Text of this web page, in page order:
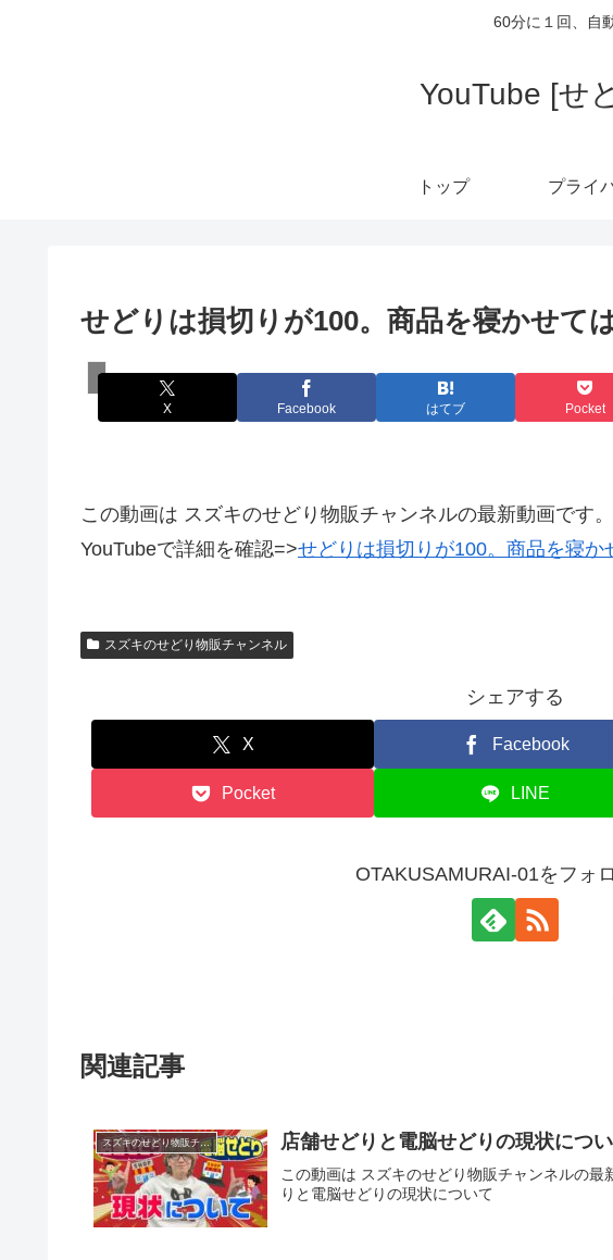
60分に１回、自
YouTube [せ
トップ プライ
せどりは損切りが100。商品を寝かせて
スズキのせどり物販チャンネル
X Facebook はてブ Pocket
この動画は スズキのせどり物販チャンネルの最新動画です。
YouTubeで詳細を確認=>せどりは損切りが100。商品を寝か
スズキのせどり物販チャンネル
シェアする
X Facebook
Pocket LINE
OTAKUSAMURAI-01をフォ
関連記事
スズキのせどり物販チャンネル 店舗せどりと電脳せどりの現状につ
この動画は スズキのせどり物販チャンネルの
りと電脳せどりの現状について